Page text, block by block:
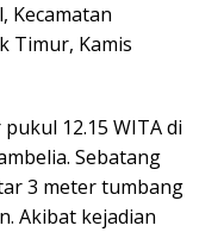
Kecamatan
Timur, Kamis
12.15 WITA di
Sebatang
3 meter tumbang
Akibat kejadian